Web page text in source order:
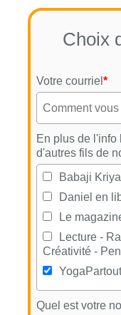
Choix
Votre courriel *
En plus de l'info
d'autres fils de
Babaji
Daniel en
Le
Lecture -
Créativité -
Quel est votre